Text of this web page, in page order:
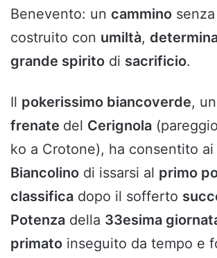
Benevento: un cammino
costruito con umiltà,
grande spirito di sacrificio.
Il pokerissimo biancoverde,
frenate del Cerignola
ko a Crotone), ha consentito ai
Biancolino di issarsi al primo
classifica dopo il sofferto
Potenza della 33esima
primato inseguito da tempo e